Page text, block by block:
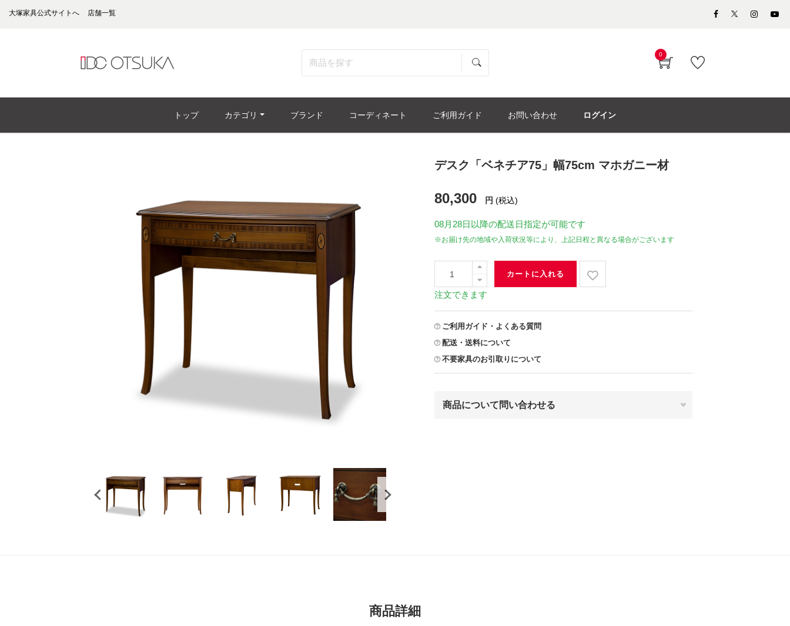
大塚家具公式サイトへ 店舗一覧
0
トップ カテゴリ ブランド コーディネート ご利用ガイド お問い合わせ ログイン
デスク「ベネチア75」幅75cm マホガニー材
80,300 円 (税込)
08月28日 以降の配送日指定が可能です
※お届け先の地域や入荷状況等により、上記日程と異なる場合がございます
カートに入れる
注文できます
ご利用ガイド・よくある質問
配送・送料について
不要家具のお引取りについて
商品について問い合わせる
商品詳細